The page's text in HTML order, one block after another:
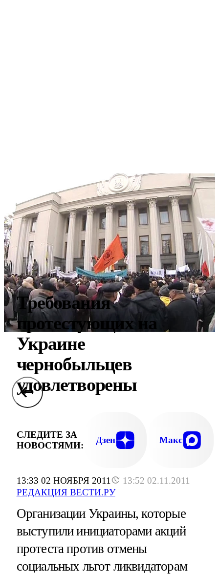
13:33 02 НОЯБРЯ 2011
13:52 02.11.2011
РЕДАКЦИЯ ВЕСТИ.РУ
Требования
протестующих на
Украине
чернобыльцев
удовлетворены
СЛЕДИТЕ ЗА
НОВОСТЯМИ:
Дзен Макс
Организации Украины, которые
выступили инициаторами акций
протеста против отмены
социальных льгот ликвидаторам